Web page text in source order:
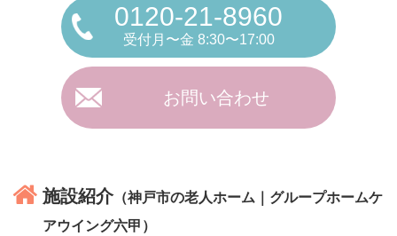
0120-21-8960
受付月〜金 8:30〜17:00
お問い合わせ
施設紹介（神戸市の老人ホーム｜グループホームケ
アウイング六甲）